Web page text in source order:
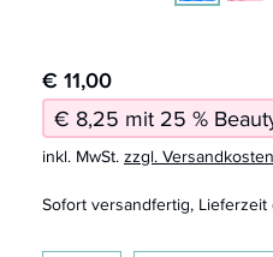
€ 11,00
€ 8,25 mit 25 %
inkl. MwSt.zzgl. Versandkosten
Sofort versandfertig, Lieferzeit